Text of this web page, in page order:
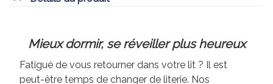
Mieux dormir, se réveiller plus heureux
Fatigué de vous retourner dans votre lit ? Il est
peut-être temps de changer de literie. Nos